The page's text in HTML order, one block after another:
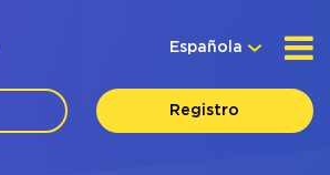
Española
Registro